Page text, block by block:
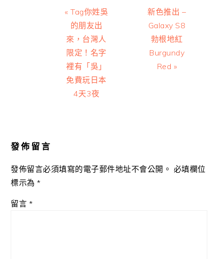
Previous
Post:
« Tag你姓吳
的朋友出
來，台灣人
限定！名字
裡有「吳」
免費玩日本
4天3夜
Next
Post:
新色推出 –
Galaxy S8
勃根地紅
Burgundy
Red »
發佈留言
發佈留言必須填寫的電子郵件地址不會公開。 必填欄位
標示為*
留言 *